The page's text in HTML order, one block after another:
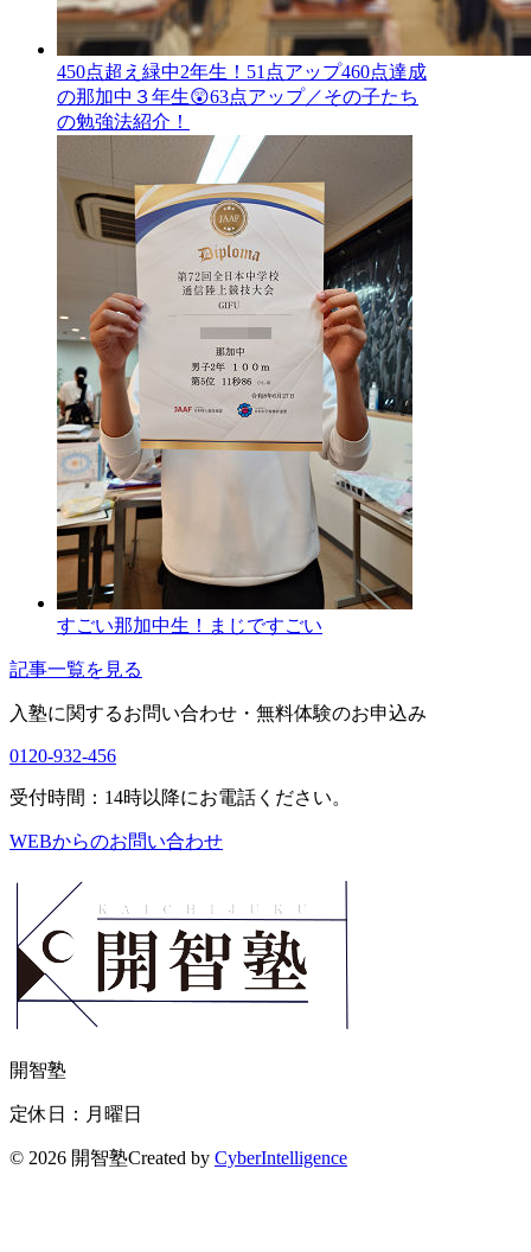
450点超え緑中2年生！51点アップ460点達成
の那加中３年生😲63点アップ／その子たち
の勉強法紹介！
すごい那加中生！まじですごい
記事一覧を見る
入塾に関するお問い合わせ・ 無料体験のお申込み
0120-932-456
受付時間：14時以降にお電話ください。
WEBからのお問い合わせ
開智塾
定休日：月曜日
© 2026 開智塾Created by CyberIntelligence